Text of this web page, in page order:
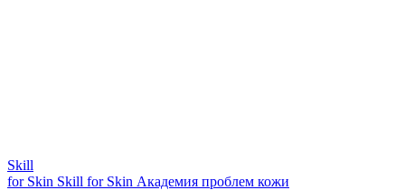
Skill
for Skin Skill for Skin Академия проблем кожи